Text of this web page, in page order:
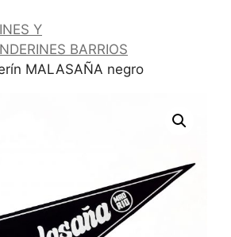
Y
BARRIOS
MALASAÑA negro